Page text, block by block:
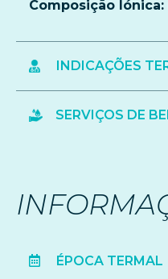
Composição Iónica:
INDICAÇÕES
SERVIÇOS DE
ÉPOCA TERMAL